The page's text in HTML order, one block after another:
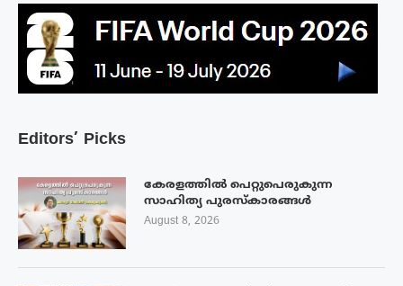
Editors’ Picks
കേരളത്തിൽ പെറ്റുപെരുകുന്ന
സാഹിത്യ പുരസ്‌കാരങ്ങൾ
August 8, 2026